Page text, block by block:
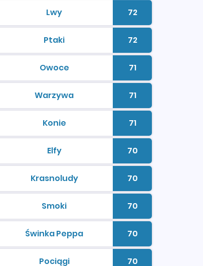
Lwykolorowanki do drukuLiczba
72
Ptakikolorowanki do drukuLiczba
72
Owocekolorowanki do drukuLiczba
71
Warzywakolorowanki do drukuLiczba
71
Koniekolorowanki do drukuLiczba
71
Elfykolorowanki do drukuLiczba
70
Krasnoludy
kolorowanki do drukuLiczba
70
Smokikolorowanki do drukuLiczba
70
Świnka Peppakolorowanki do drukuLiczba
70
Pociągi 70